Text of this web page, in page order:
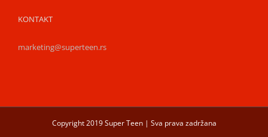
KONTAKT
marketing@superteen.rs
Copyright 2019 Super Teen | Sva prava zadržana